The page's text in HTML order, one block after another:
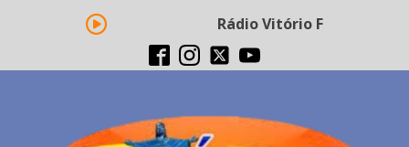
Rádio Vitório FM -